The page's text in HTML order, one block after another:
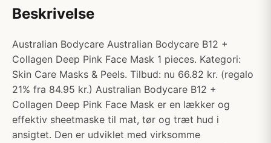
Beskrivelse
Australian Bodycare Australian Bodycare B12 +
Collagen Deep Pink Face Mask 1 pieces. Kategori:
Skin Care Masks & Peels. Tilbud: nu 66.82 kr. (regalo
21% fra 84.95 kr.) Australian Bodycare B12 +
Collagen Deep Pink Face Mask er en lækker og
effektiv sheetmaske til mat, tør og træt hud i
ansigtet. Den er udviklet med virksomme